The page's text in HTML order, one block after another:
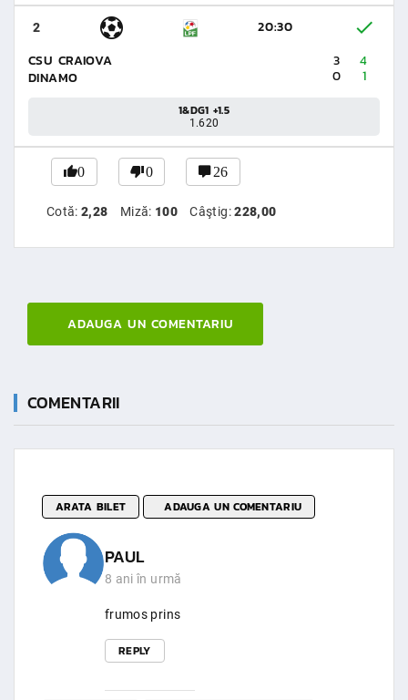
2
20:30
CSU CRAIOVA
DINAMO
3
4
0
1
1&DG1 +1.5
1.620
0 0 26
Cotă:2,28 Miză: 100 Câştig:228,00
ADAUGA UN COMENTARIU
COMENTARII
ARATA BILET ADAUGA UN COMENTARIU
PAUL
8 ani în urmă
frumos prins
REPLY